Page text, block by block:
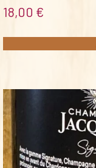
18,00 €